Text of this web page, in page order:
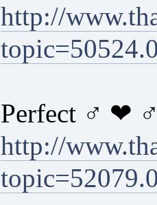
http://
Perfect ♂ ❤
http://